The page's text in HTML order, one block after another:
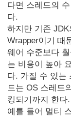
다면 스레드의
다.
하지만 기존
Wrapper이기 때
웨어 수준보다
는 비용이 높아
다. 가질 수 있는
드는 OS 스레드
킹되기까지 한다.
예를 들어 멀티